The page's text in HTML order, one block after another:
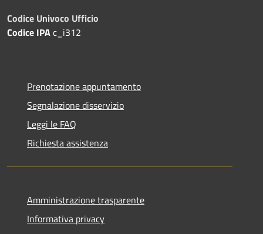
Codice Univoco Ufficio
Codice IPAc_i312
Prenotazione appuntamento
Segnalazione disservizio
Leggi le FAQ
Richiesta assistenza
Amministrazione trasparente
Informativa privacy